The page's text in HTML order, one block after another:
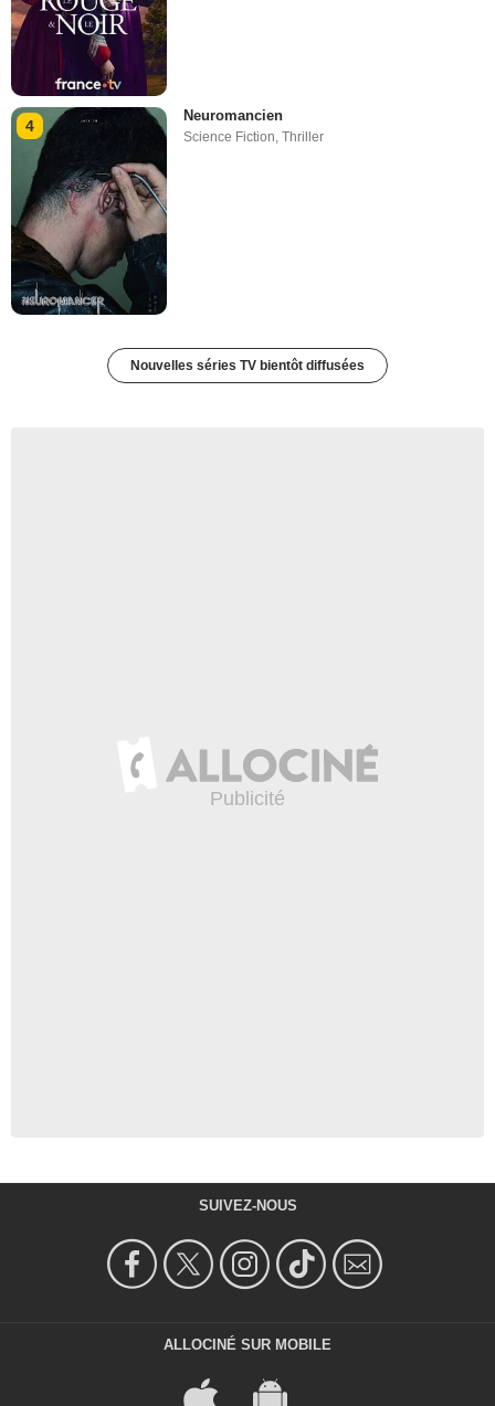
4
Neuromancien
Science Fiction ,Thriller
Nouvelles séries TV bientôt diffusées
SUIVEZ-NOUS
ALLOCINÉ SUR MOBILE